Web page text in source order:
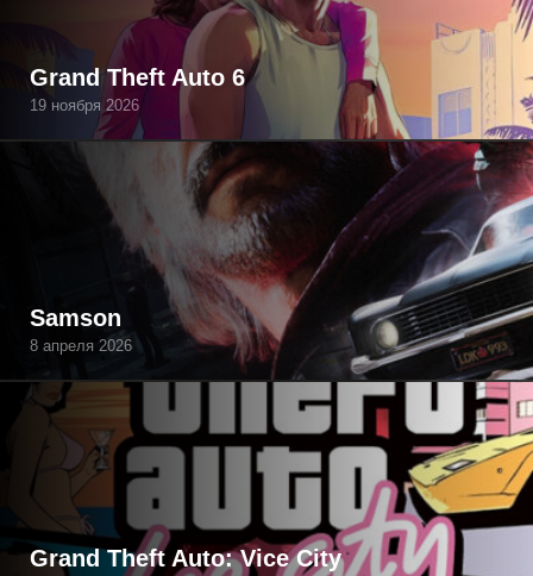
Grand Theft Auto 6
19 ноября 2026
Samson
8 апреля 2026
Grand Theft Auto: Vice City